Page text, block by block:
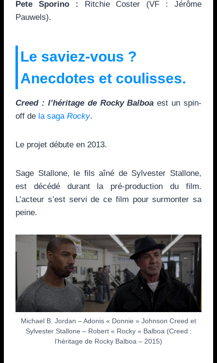
Pete Sporino : Ritchie Coster (VF : Jérôme
Pauwels).
Le saviez-vous ?
Anecdotes et coulisses.
Creed : l’héritage de Rocky Balboa est un spin-
off de la saga Rocky.
Le projet débute en 2013.
Sage Stallone, le fils aîné de Sylvester Stallone,
est décédé durant la pré-production du film.
L’acteur s’est servi de ce film pour surmonter sa
peine.
Michael B. Jordan – Adonis « Donnie » Johnson Creed et
Sylvester Stallone – Robert « Rocky » Balboa (Creed :
l’héritage de Rocky Balboa – 2015)